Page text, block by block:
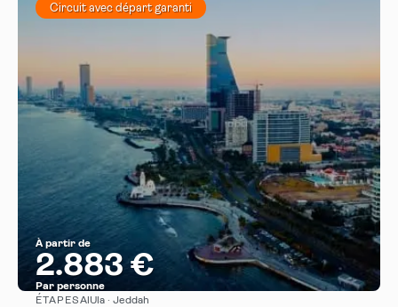
Circuit avec départ garanti
À partir de
2.883 €
Par personne
ÉTAPESAlUla · Jeddah